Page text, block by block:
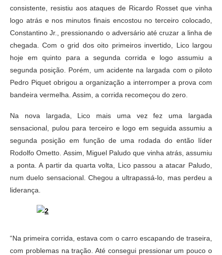
consistente, resistiu aos ataques de Ricardo Rosset que vinha
logo atrás e nos minutos finais encostou no terceiro colocado,
Constantino Jr., pressionando o adversário até cruzar a linha de
chegada. Com o grid dos oito primeiros invertido, Lico largou
hoje em quinto para a segunda corrida e logo assumiu a
segunda posição. Porém, um acidente na largada com o piloto
Pedro Piquet obrigou a organização a interromper a prova com
bandeira vermelha. Assim, a corrida recomeçou do zero.
Na nova largada, Lico mais uma vez fez uma largada
sensacional, pulou para terceiro e logo em seguida assumiu a
segunda posição em função de uma rodada do então líder
Rodolfo Ometto. Assim, Miguel Paludo que vinha atrás, assumiu
a ponta. A partir da quarta volta, Lico passou a atacar Paludo,
num duelo sensacional. Chegou a ultrapassá-lo, mas perdeu a
liderança.
“Na primeira corrida, estava com o carro escapando de traseira,
com problemas na tração. Até consegui pressionar um pouco o